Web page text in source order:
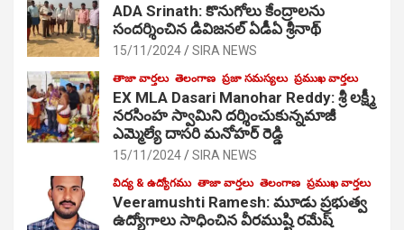
ADA Srinath: కొనుగోలు కేంద్రాల‌ను
సంద‌ర్శించిన డివిజనల్ ఏడీఏ శ్రీనాథ్
15/11/2024 SIRA NEWS
తాజా వార్తలు తెలంగాణ ప్రజా సమస్యలు ప్రముఖ వార్తలు
EX MLA Dasari Manohar Reddy: శ్రీ లక్ష్మీ
నరసింహ స్వామిని దర్శించుకున్నమాజీ
ఎమ్మెల్యే దాసరి మనోహర్ రెడ్డి
15/11/2024 SIRA NEWS
విద్య & ఉద్యోగము తాజా వార్తలు తెలంగాణ ప్రముఖ వార్తలు
Veeramushti Ramesh: మూడు ప్రభుత్వ
ఉద్యోగాలు సాధించిన వీరముష్టి రమేష్